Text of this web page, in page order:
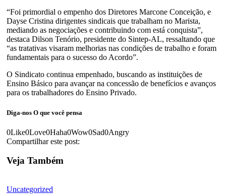
“Foi primordial o empenho dos Diretores Marcone Conceição, e
Dayse Cristina dirigentes sindicais que trabalham no Marista,
mediando as negociações e contribuindo com está conquista”,
destaca Dilson Tenório, presidente do Sintep-AL, ressaltando que
“as tratativas visaram melhorias nas condições de trabalho e foram
fundamentais para o sucesso do Acordo”.
O Sindicato continua empenhado, buscando as instituições de
Ensino Básico para avançar na concessão de benefícios e avanços
para os trabalhadores do Ensino Privado.
Diga-nos O que você pensa
0Like0Love0Haha0Wow0Sad0Angry
Compartilhar este post:
Veja Também
Uncategorized